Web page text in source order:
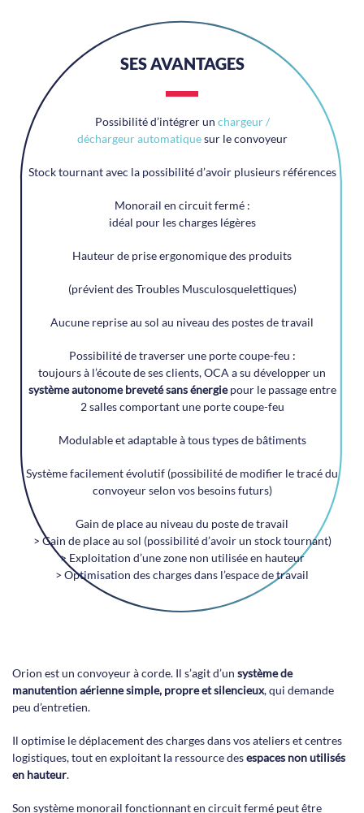
SES AVANTAGES
Possibilité d’intégrer un chargeur /
déchargeur automatiquesur le convoyeur
Stock tournant avec la possibilité d’avoir plusieurs références
Monorail en circuit fermé :
idéal pour les charges légères
Hauteur de prise ergonomique des produits
(prévient des Troubles Musculosquelettiques)
Aucune reprise au sol au niveau des postes de travail
Possibilité de traverser une porte coupe-feu :
toujours à l’écoute de ses clients, OCA a su développer un
système autonome breveté sans énergiepour le passage entre
2 salles comportant une porte coupe-feu
Modulable et adaptable à tous types de bâtiments
Système facilement évolutif (possibilité de modifier le tracé du
convoyeur selon vos besoins futurs)
Gain de place au niveau du poste de travail
> Gain de place au sol (possibilité d’avoir un stock tournant)
> Exploitation d’une zone non utilisée en hauteur
> Optimisation des charges dans l’espace de travail
Orion est un convoyeur à corde. Il s’agit d’un système de
manutention aérienne simple, propre et silencieux, qui demande
peu d’entretien.
Il optimise le déplacement des charges dans vos ateliers et centres
logistiques, tout en exploitant la ressource desespaces non utilisés
en hauteur.
Son système monorail fonctionnant en circuit fermé peut être